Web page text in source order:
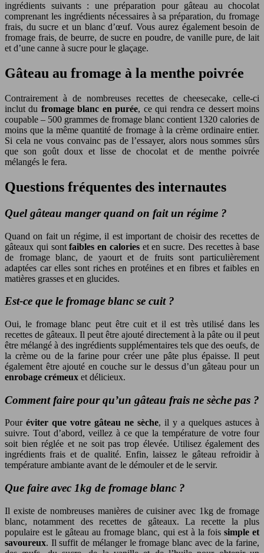
ingrédients suivants : une préparation pour gâteau au chocolat
comprenant les ingrédients nécessaires à sa préparation, du fromage
frais, du sucre et un blanc d’œuf. Vous aurez également besoin de
fromage frais, de beurre, de sucre en poudre, de vanille pure, de lait
et d’une canne à sucre pour le glaçage.
Gâteau au fromage à la menthe poivrée
Contrairement à de nombreuses recettes de cheesecake, celle-ci
inclut du fromage blanc en purée, ce qui rendra ce dessert moins
coupable – 500 grammes de fromage blanc contient 1320 calories de
moins que la même quantité de fromage à la crème ordinaire entier.
Si cela ne vous convainc pas de l’essayer, alors nous sommes sûrs
que son goût doux et lisse de chocolat et de menthe poivrée
mélangés le fera.
Questions fréquentes des internautes
Quel gâteau manger quand on fait un régime ?
Quand on fait un régime, il est important de choisir des recettes de
gâteaux qui sontfaibles en calorieset en sucre. Des recettes à base
de fromage blanc, de yaourt et de fruits sont particulièrement
adaptées car elles sont riches en protéines et en fibres et faibles en
matières grasses et en glucides.
Est-ce que le fromage blanc se cuit ?
Oui, le fromage blanc peut être cuit et il est très utilisé dans les
recettes de gâteaux. Il peut être ajouté directement à la pâte ou il peut
être mélangé à des ingrédients supplémentaires tels que des oeufs, de
la crème ou de la farine pour créer une pâte plus épaisse. Il peut
également être ajouté en couche sur le dessus d’un gâteau pour un
enrobage crémeux et délicieux.
Comment faire pour qu’un gâteau frais ne sèche pas ?
Pour éviter que votre gâteau ne sèche, il y a quelques astuces à
suivre. Tout d’abord, veillez à ce que la température de votre four
soit bien réglée et ne soit pas trop élevée. Utilisez également des
ingrédients frais et de qualité. Enfin, laissez le gâteau refroidir à
température ambiante avant de le démouler et de le servir.
Que faire avec 1kg de fromage blanc ?
Il existe de nombreuses manières de cuisiner avec 1kg de fromage
blanc, notamment des recettes de gâteaux. La recette la plus
populaire est le gâteau au fromage blanc, qui est à la fois simple et
savoureux. Il suffit de mélanger le fromage blanc avec de la farine,